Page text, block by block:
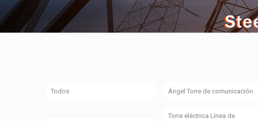
Todos Ángel Torre de comunicación
Torre eléctrica Línea de